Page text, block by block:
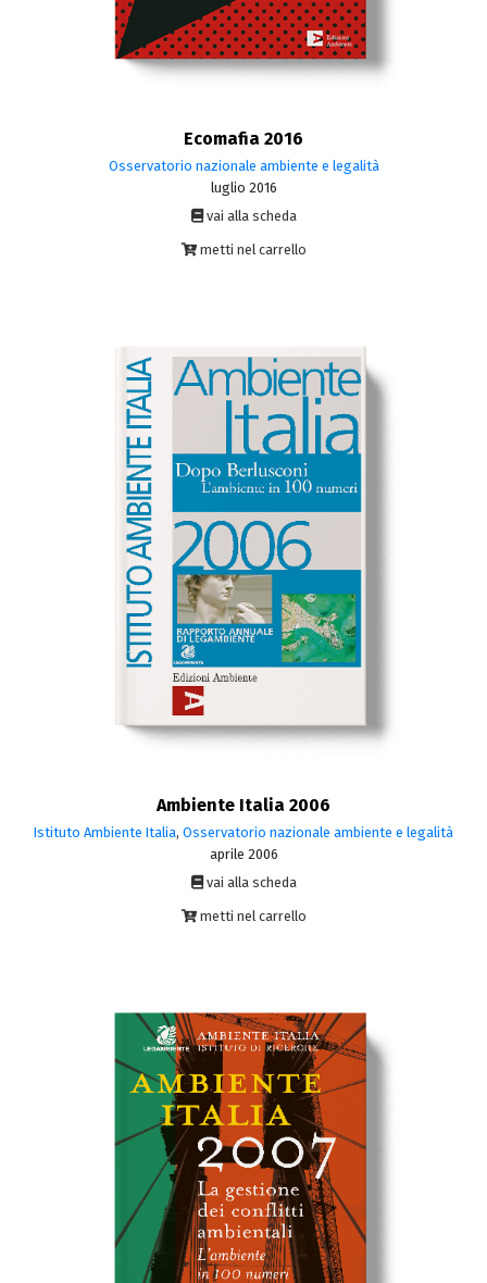
Ecomafia 2016
Osservatorio nazionale ambiente e legalità
luglio 2016
vai alla scheda
metti nel carrello
Ambiente Italia 2006
Istituto Ambiente Italia, Osservatorio nazionale ambiente e legalità
aprile 2006
vai alla scheda
metti nel carrello